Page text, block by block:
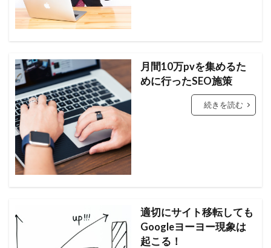
月間10万pvを集めるた
めに行ったSEO施策
続きを読む
適切にサイト移転しても
Googleヨーヨー現象は
起こる！